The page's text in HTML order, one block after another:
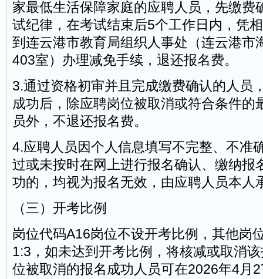
家最低生活保障家庭的应聘人员，先缴费
试纪律，在考试结束后5个工作日内，凭
到连云港市教育局组织人事处（连云港市
403室）办理减免手续，退还报名费。
3.通过资格初审并且完成缴费确认的人员
成功后，除应聘岗位被取消或符合条件的
员外，不退还报名费。
4.应聘人员因个人信息填写不完整、不准
过或未按时在网上进行报名确认、缴纳报
功的，均视为报名无效，由应聘人员本人
（三）开考比例
岗位代码A16岗位不设开考比例，其他岗
1:3，如未达到开考比例，将核减或取消
位被取消的报名成功人员可在2026年4月